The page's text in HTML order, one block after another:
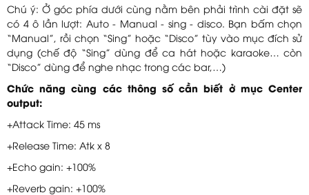
Chú ý: Ở góc phía dưới cùng nằm bên phải trình cài đặt sẽ
có 4 ô lần lượt: Auto - Manual - sing - disco. Bạn bấm chọn
“Manual”, rồi chọn “Sing” hoặc “Disco” tùy vào mục đích sử
dụng (chế độ “Sing” dùng để ca hát hoặc karaoke… còn
“Disco” dùng để nghe nhạc trong các bar,…)
Chức năng cùng các thông số cần biết ở mục Center
output:
+Attack Time: 45 ms
+Release Time: Atk x 8
+Echo gain: +100%
+Reverb gain: +100%